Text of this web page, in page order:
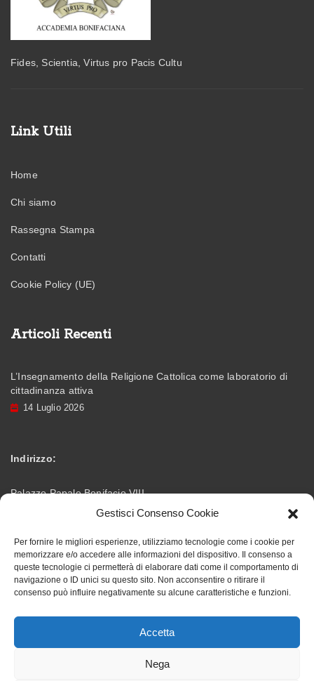
Gestisci Consenso Cookie
Per fornire le migliori esperienze, utilizziamo tecnologie come i cookie per
memorizzare e/o accedere alle informazioni del dispositivo. Il consenso a
queste tecnologie ci permetterà di elaborare dati come il comportamento di
navigazione o ID unici su questo sito. Non acconsentire o ritirare il
consenso può influire negativamente su alcune caratteristiche e funzioni.
Accetta
Nega
Fides, Scientia, Virtus pro Pacis Cultu
Link Utili
Home
Chi siamo
Rassegna Stampa
Contatti
Cookie Policy (UE)
Articoli Recenti
L’Insegnamento della Religione Cattolica come laboratorio di
cittadinanza attiva
14 Luglio 2026
Indirizzo:
Palazzo Papale Bonifacio VIII
Email: info@accademiabonifaciana.eu
Telefono:328 5354419